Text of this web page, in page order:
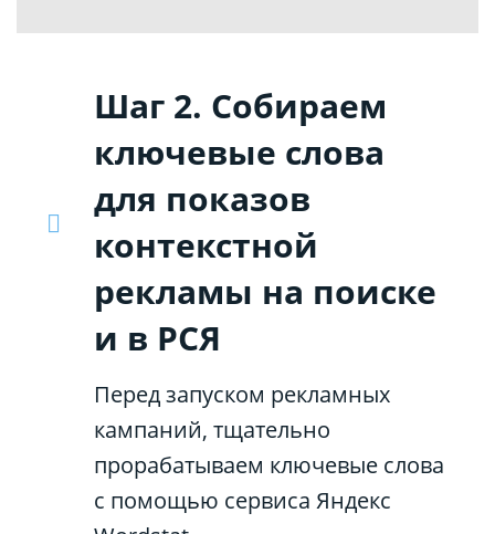
Шаг 2. Собираем
ключевые слова
для показов
контекстной
рекламы на поиске
и в РСЯ
Перед запуском рекламных
кампаний, тщательно
прорабатываем ключевые слова
с помощью сервиса Яндекс